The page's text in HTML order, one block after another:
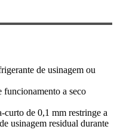
de usinagem ou
a seco
de 0,1 mm restringe a
usinagem residual durante